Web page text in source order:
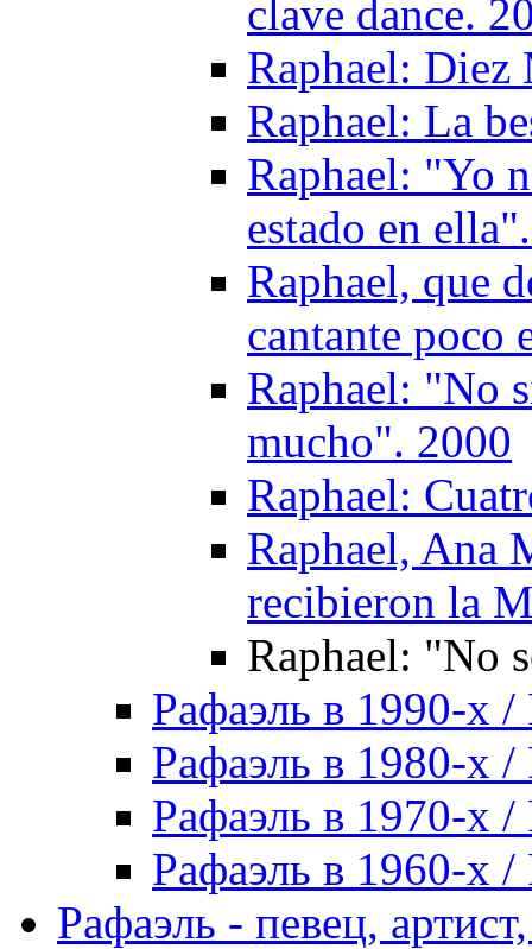
clave dance.
Raphael:
Raphael: La
Raphael: "Yo
estado en
Raphael, que
cantante poco
Raphael: "No
mucho". 2000
Raphael:
Raphael, Ana
recibieron la
Raphael: "No
Рафаэль в 1990-х /
Рафаэль в 1980-х /
Рафаэль в 1970-х /
Рафаэль в 1960-х /
Рафаэль - певец,